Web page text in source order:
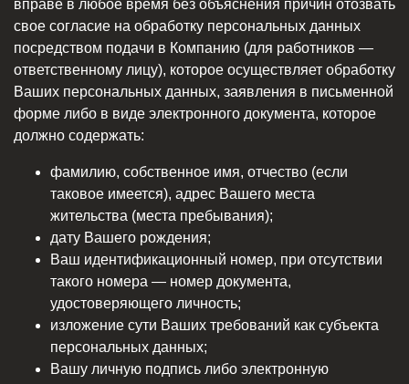
вправе в любое время без объяснения причин отозвать
свое согласие на обработку персональных данных
посредством подачи в Компанию (для работников —
ответственному лицу), которое осуществляет обработку
Ваших персональных данных, заявления в письменной
форме либо в виде электронного документа, которое
должно содержать:
фамилию, собственное имя, отчество (если
таковое имеется), адрес Вашего места
жительства (места пребывания);
дату Вашего рождения;
Ваш идентификационный номер, при отсутствии
такого номера — номер документа,
удостоверяющего личность;
изложение сути Ваших требований как субъекта
персональных данных;
Вашу личную подпись либо электронную